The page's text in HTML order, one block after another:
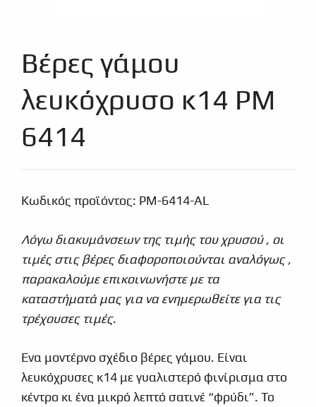
Βέρες γάμου
λευκόχρυσο κ14 PM
6414
Κωδικός προϊόντος: PM-6414-AL
Λόγω διακυμάνσεων της τιμής του χρυσού , οι
τιμές στις βέρες διαφοροποιούνται αναλόγως ,
παρακαλούμε επικοινωνήστε με τα
καταστήματά μας για να ενημερωθείτε για τις
τρέχουσες τιμές.
Ένα μοντέρνο σχέδιο βέρες γάμου. Είναι
λευκόχρυσες κ14 με γυαλιστερό φινίρισμα στο
κέντρο κι ένα μικρό λεπτό σατινέ “φρύδι”. Το